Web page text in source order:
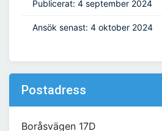
Publicerat: 4 september 2024
Ansök senast: 4 oktober 2024
Postadress
Boråsvägen 17D